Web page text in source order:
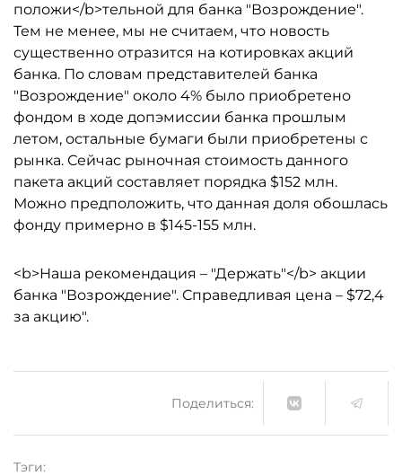
положи</b>тельной для банка "Возрождение".
Тем не менее, мы не считаем, что новость
существенно отразится на котировках акций
банка. По словам представителей банка
"Возрождение" около 4% было приобретено
фондом в ходе допэмиссии банка прошлым
летом, остальные бумаги были приобретены с
рынка. Сейчас рыночная стоимость данного
пакета акций составляет порядка $152 млн.
Можно предположить, что данная доля обошлась
фонду примерно в $145-155 млн.
<b>Наша рекомендация – "Держать"</b> акции
банка "Возрождение". Справедливая цена – $72,4
за акцию".
Поделиться:
Тэги: